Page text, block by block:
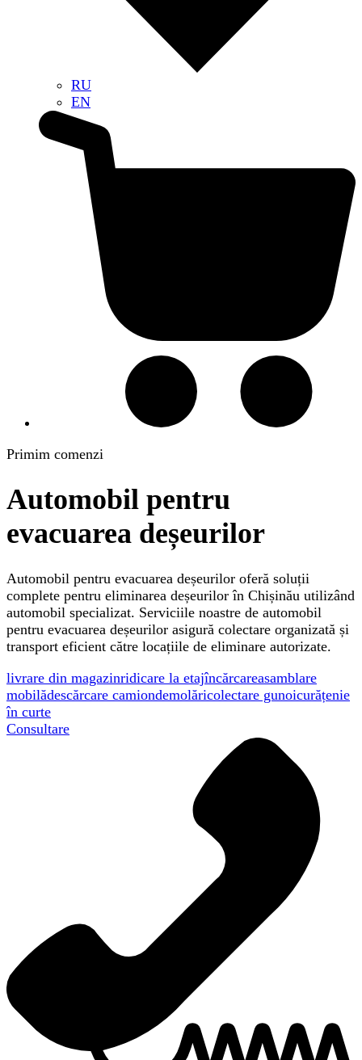
RU
EN
Primim comenzi
Automobil pentru
evacuarea deșeurilor
Automobil pentru evacuarea deșeurilor oferă soluții
complete pentru eliminarea deșeurilor în Chișinău utilizând
automobil specializat. Serviciile noastre de automobil
pentru evacuarea deșeurilor asigură colectare organizată și
transport eficient către locațiile de eliminare autorizate.
livrare din magazinridicare la etajîncărcareasamblare
mobilădescărcare camiondemolăricolectare gunoicurățenie
în curte
Consultare